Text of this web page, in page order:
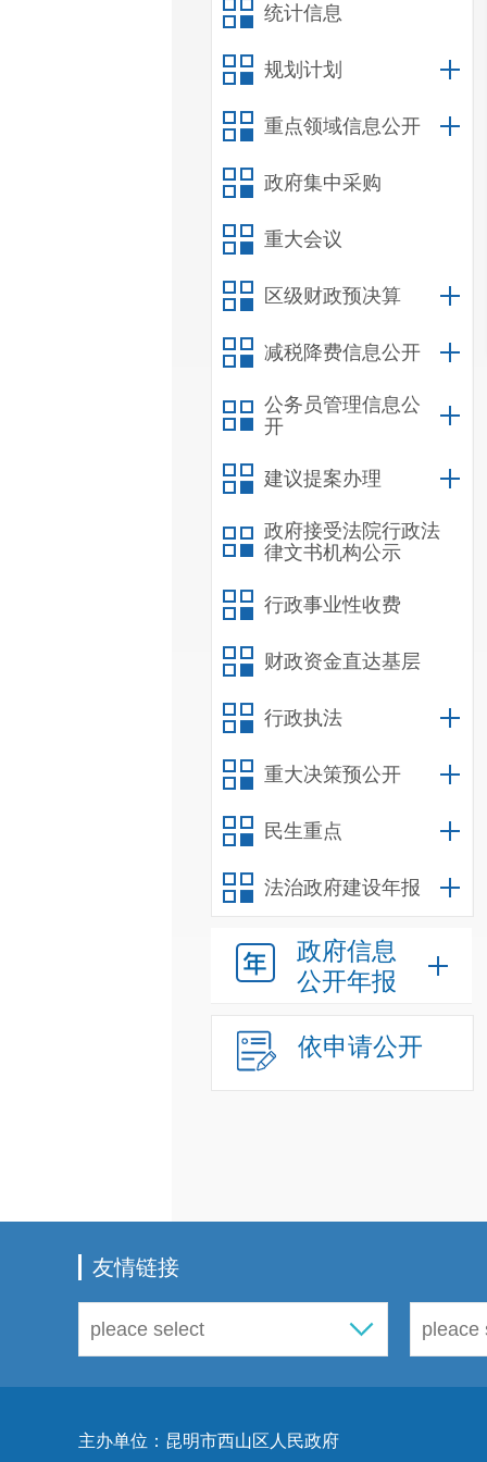
统计信息
规划计划
重点领域信息公开
政府集中采购
重大会议
区级财政预决算
减税降费信息公开
公务员管理信息公
开
建议提案办理
政府接受法院行政法
律文书机构公示
行政事业性收费
财政资金直达基层
行政执法
重大决策预公开
民生重点
法治政府建设年报
政府信息
公开年报
依申请公开
友情链接
主办单位：昆明市西山区人民政府